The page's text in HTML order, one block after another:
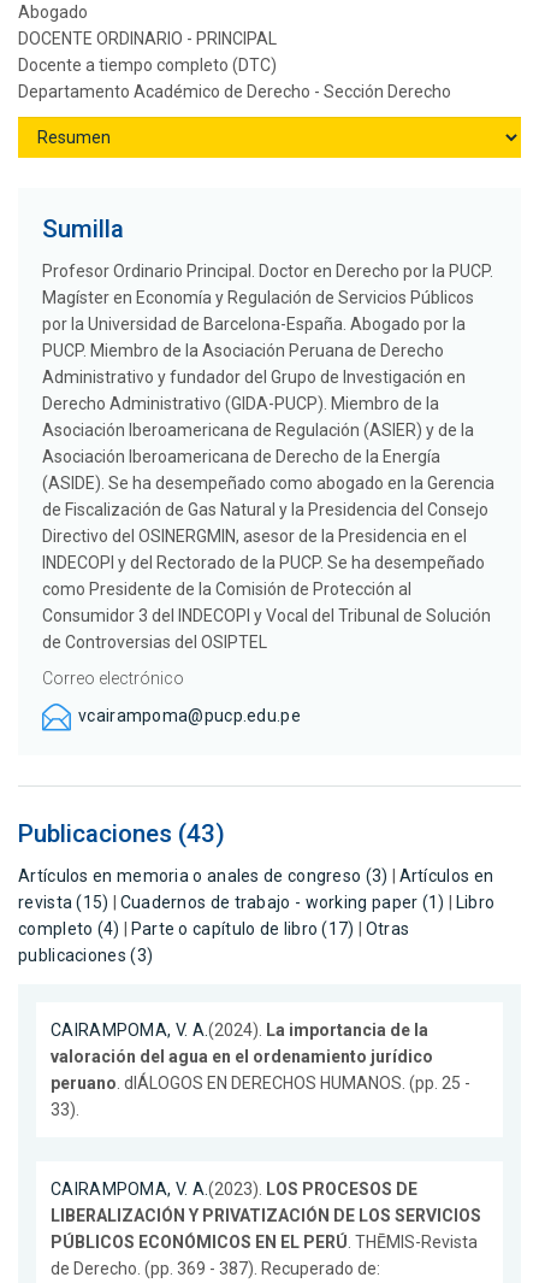
Abogado
DOCENTE ORDINARIO - PRINCIPAL
Docente a tiempo completo (DTC)
Departamento Académico de Derecho - Sección Derecho
Sumilla
Profesor Ordinario Principal. Doctor en Derecho por la PUCP.
Magíster en Economía y Regulación de Servicios Públicos
por la Universidad de Barcelona-España. Abogado por la
PUCP. Miembro de la Asociación Peruana de Derecho
Administrativo y fundador del Grupo de Investigación en
Derecho Administrativo (GIDA-PUCP). Miembro de la
Asociación Iberoamericana de Regulación (ASIER) y de la
Asociación Iberoamericana de Derecho de la Energía
(ASIDE). Se ha desempeñado como abogado en la Gerencia
de Fiscalización de Gas Natural y la Presidencia del Consejo
Directivo del OSINERGMIN, asesor de la Presidencia en el
INDECOPI y del Rectorado de la PUCP. Se ha desempeñado
como Presidente de la Comisión de Protección al
Consumidor 3 del INDECOPI y Vocal del Tribunal de Solución
de Controversias del OSIPTEL
Correo electrónico
vcairampoma@pucp.edu.pe
Publicaciones (43)
Artículos en memoria o anales de congreso (3)
Artículos en
revista (15)
Cuadernos de trabajo - working paper (1)
Libro
completo (4)
Parte o capítulo de libro (17)
Otras
publicaciones (3)
CAIRAMPOMA, V. A.(2024).
La importancia de la
valoración del agua en el ordenamiento jurídico
peruano . dIÁLOGOS EN DERECHOS HUMANOS. (pp. 25 -
33).
CAIRAMPOMA, V. A.(2023).
LOS PROCESOS DE
LIBERALIZACIÓN Y PRIVATIZACIÓN DE LOS SERVICIOS
PÚBLICOS ECONÓMICOS EN EL PERÚ . THĒMIS-Revista
de Derecho. (pp. 369 - 387). Recuperado de: